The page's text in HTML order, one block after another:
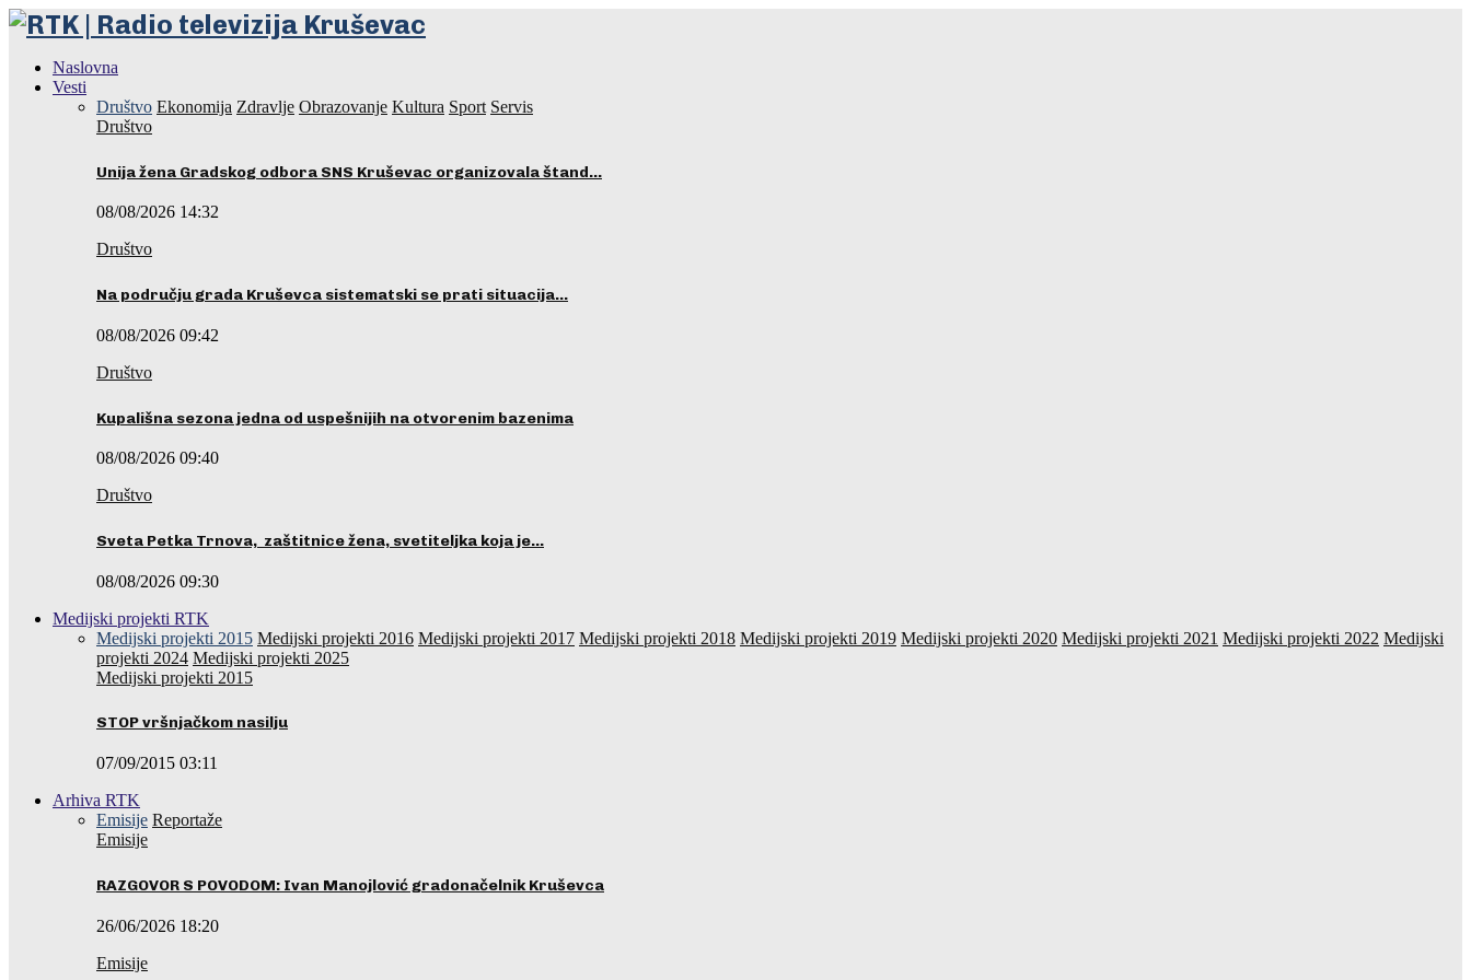
Naslovna
Vesti
Društvo Ekonomija Zdravlje Obrazovanje Kultura Sport Servis
Društvo
Unija žena Gradskog odbora SNS Kruševac organizovala štand…
08/08/2026 14:32
Društvo
Na području grada Kruševca sistematski se prati situacija…
08/08/2026 09:42
Društvo
Kupališna sezona jedna od uspešnijih na otvorenim bazenima
08/08/2026 09:40
Društvo
Sveta Petka Trnova, zaštitnice žena, svetiteljka koja je…
08/08/2026 09:30
Medijski projekti RTK
Medijski projekti 2015 Medijski projekti 2016 Medijski projekti 2017 Medijski projekti 2018 Medijski projekti 2019 Medijski projekti 2020 Medijski projekti 2021 Medijski projekti 2022 Medijski
projekti 2024 Medijski projekti 2025
Medijski projekti 2015
STOP vršnjačkom nasilju
07/09/2015 03:11
Arhiva RTK
Emisije Reportaže
Emisije
RAZGOVOR S POVODOM: Ivan Manojlović gradonačelnik Kruševca
26/06/2026 18:20
Emisije